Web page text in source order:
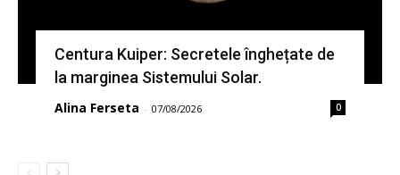
Centura Kuiper: Secretele înghețate de
la marginea Sistemului Solar.
Alina Ferseta - 07/08/2026 0